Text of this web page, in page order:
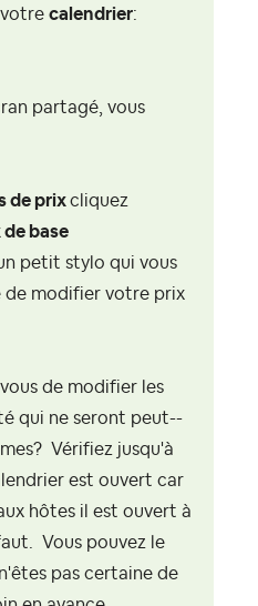
calendrier:
partagé, vous
de prixcliquez
de base
petit stylo qui vous
de modifier votre prix
de modifier les
qui ne seront peut--
Vérifiez jusqu'à
est ouvert car
hôtes il est ouvert à
Vous pouvez le
pas certaine de